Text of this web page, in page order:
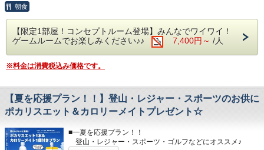
特典
・60インチのテレビと約20種類の懐かしいソフト内蔵のテ
・ボードゲーム、レクリエーションゲーム、立体パズルゲー
ムが設置されています。
ードゲーム用マットあり！
・お部屋に「罰ゲーム用ドリンク」がございますので、罰ゲ
ームなどにご利用ください。
・お菓子サービスあり！
ント！
朝食
【限定1部屋！コンセプトルーム登場】みんなでワイワイ！
ゲームルームでお楽しみください♪♪
7,400円～ /人
※料金は消費税込み価格です。
【夏を応援プラン！！】登山・レジャー・スポーツのお供に
ポカリスエット＆カロリーメイトプレゼント☆
■━夏を応援プラン！！
登山・レジャー・スポーツ・ゴルフなどにオススメ♪